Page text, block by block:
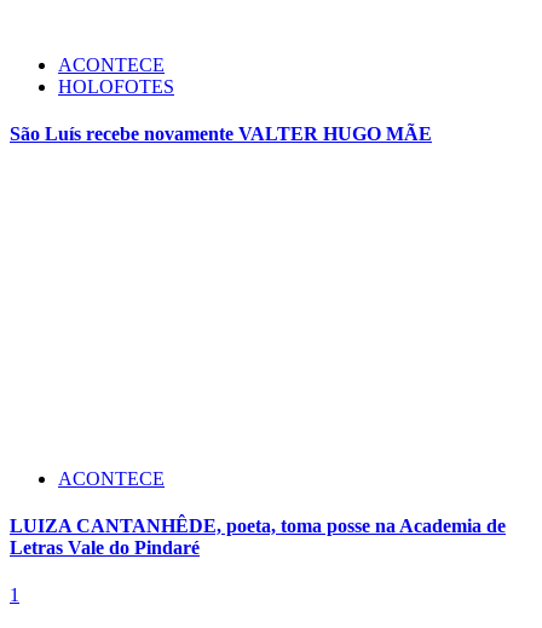
ACONTECE
HOLOFOTES
São Luís recebe novamente VALTER HUGO MÃE
ACONTECE
LUIZA CANTANHÊDE, poeta, toma posse na Academia de
Letras Vale do Pindaré
1